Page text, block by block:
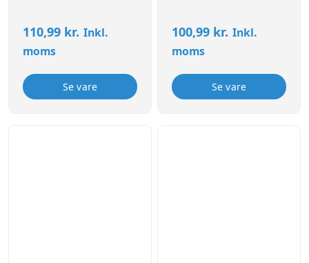
110,99 kr. Inkl.
moms
Se vare
100,99 kr. Inkl.
moms
Se vare